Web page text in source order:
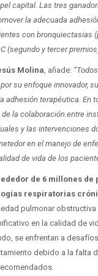
capital. Las tres
la adecuada
con bronquiectasias
(segundo y tercer
Molina, añade:
su enfoque innovador,
adhesión terapéutica. En
la colaboración entre
y las intervenciones
en el manejo de
de vida de los
de 6 millones de
respiratorias
pulmonar obstructiva
en la calidad de
se enfrentan a
debido a la falta